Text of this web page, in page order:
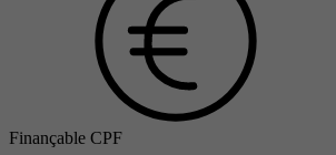
Finançable CPF